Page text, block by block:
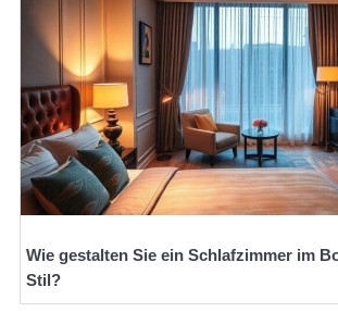
Wie gestalten Sie ein Schlafzimmer im
Stil?